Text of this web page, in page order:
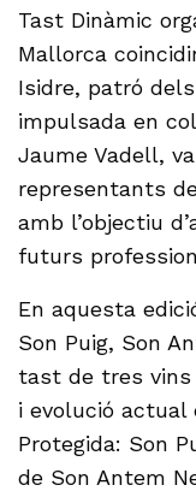
Tast Dinàmic
Mallorca
Isidre, patró
impulsada en
Jaume Vadell,
representants
amb l’objectiu
futurs
En aquesta
Son Puig, Son
tast de tres
i evolució actual
Protegida: Son
de Son Antem